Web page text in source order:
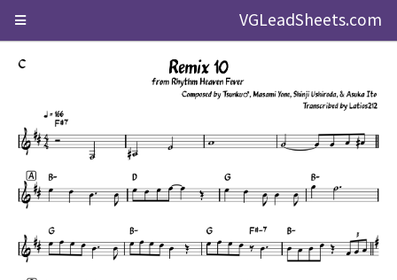
VGLeadSheets.com